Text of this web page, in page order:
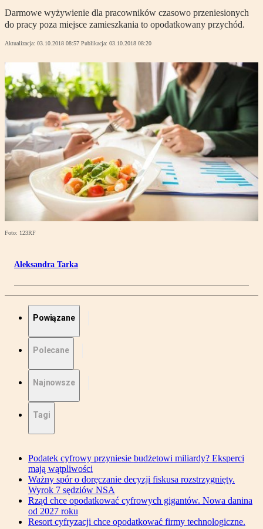
Darmowe wyżywienie dla pracowników czasowo przeniesionych
do pracy poza miejsce zamieszkania to opodatkowany przychód.
Aktualizacja: 03.10.2018 08:57 Publikacja: 03.10.2018 08:20
Foto: 123RF
Aleksandra Tarka
Powiązane
Polecane
Najnowsze
Tagi
Podatek cyfrowy przyniesie budżetowi miliardy? Eksperci
mają wątpliwości
Ważny spór o doręczanie decyzji fiskusa rozstrzygnięty.
Wyrok 7 sędziów NSA
Rząd chce opodatkować cyfrowych gigantów. Nowa danina
od 2027 roku
Resort cyfryzacji chce opodatkować firmy technologiczne.